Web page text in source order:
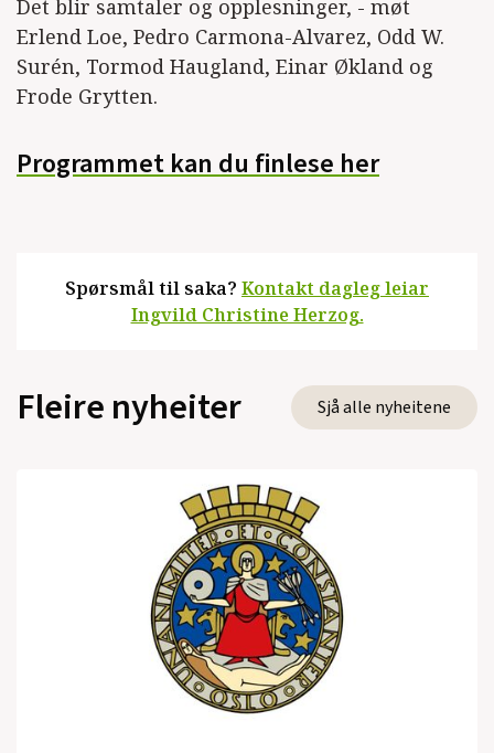
Det blir samtaler og opplesninger, - møt
Erlend Loe, Pedro Carmona-Alvarez, Odd W.
Surén, Tormod Haugland, Einar Økland og
Frode Grytten.
Programmet kan du finlese her
Spørsmål til saka? Kontakt dagleg leiar
Ingvild Christine Herzog.
Fleire nyheiter Sjå alle nyheitene